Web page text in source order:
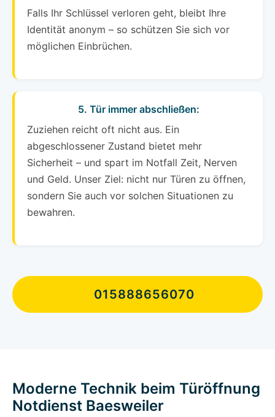
Falls Ihr Schlüssel verloren geht, bleibt Ihre
Identität anonym – so schützen Sie sich vor
möglichen Einbrüchen.
5. Tür immer abschließen:
Zuziehen reicht oft nicht aus. Ein
abgeschlossener Zustand bietet mehr
Sicherheit – und spart im Notfall Zeit, Nerven
und Geld. Unser Ziel: nicht nur Türen zu öffnen,
sondern Sie auch vor solchen Situationen zu
bewahren.
015888656070
Moderne Technik beim Türöffnung
Notdienst Baesweiler